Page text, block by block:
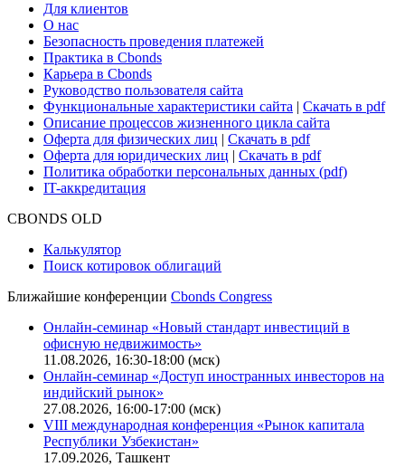
Для клиентов
О нас
Безопасность проведения платежей
Практика в Cbonds
Карьера в Cbonds
Руководство пользователя сайта
Функциональные характеристики сайта | Скачать в pdf
Описание процессов жизненного цикла сайта
Оферта для физических лиц | Скачать в pdf
Оферта для юридических лиц | Скачать в pdf
Политика обработки персональных данных (pdf)
IT-аккредитация
CBONDS OLD
Калькулятор
Поиск котировок облигаций
Ближайшие конференции Cbonds Congress
Онлайн-семинар «Новый стандарт инвестиций в
офисную недвижимость»
11.08.2026, 16:30-18:00 (мск)
Онлайн-семинар «Доступ иностранных инвесторов на
индийский рынок»
27.08.2026, 16:00-17:00 (мск)
VIII международная конференция «Рынок капитала
Республики Узбекистан»
17.09.2026, Ташкент